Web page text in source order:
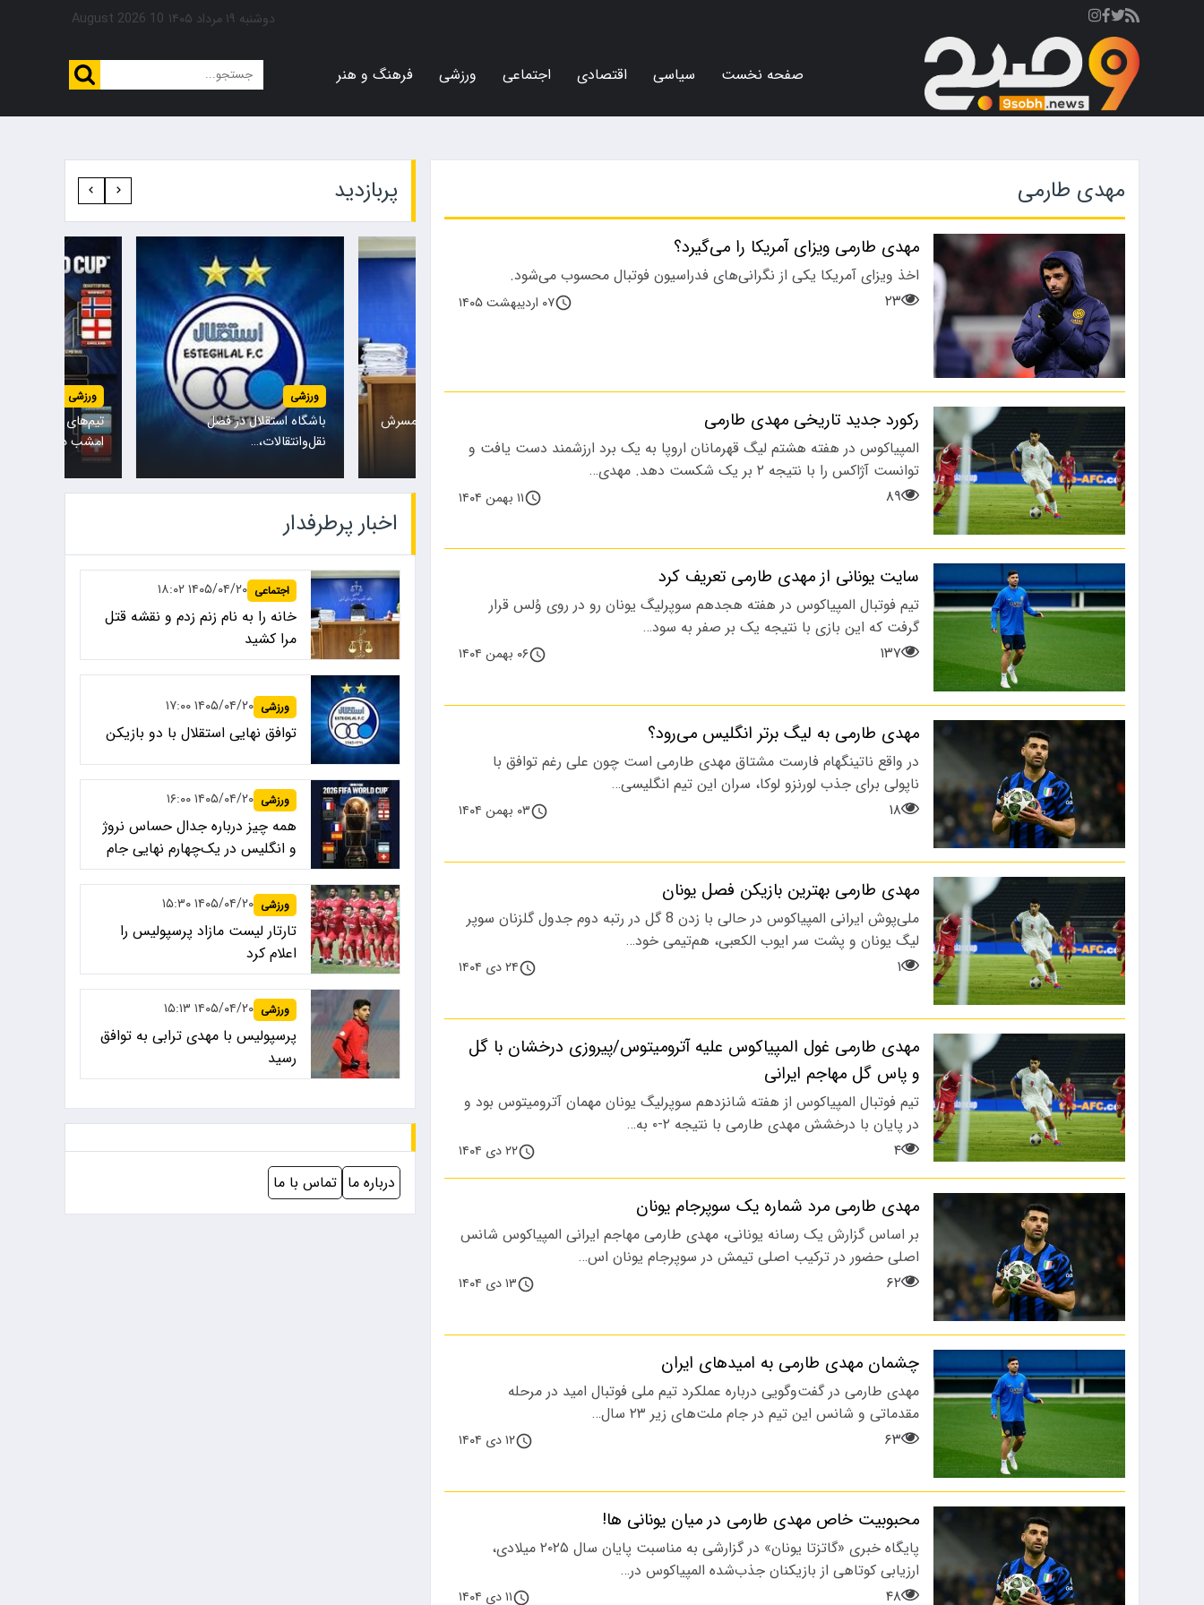
دوشنبه ۱۹ مرداد ۱۴۰۵ 10 August 2026
صفحه نخست سیاسی اقتصادی اجتماعی ورزشی فرهنگ و هنر
مهدی طارمی
مهدی طارمی ویزای آمریکا را می‌گیرد؟
​اخذ ویزای آمریکا یکی از نگرانی‌های فدراسیون فوتبال محسوب می‌شود.
۲۳
۰۷ اردیبهشت ۱۴۰۵
رکورد جدید تاریخی مهدی طارمی
المپیاکوس در هفته هشتم لیگ قهرمانان اروپا به یک برد ارزشمند دست یافت و
توانست آژاکس را با نتیجه ۲ بر یک شکست دهد. مهدی…
۸۹
۱۱ بهمن ۱۴۰۴
سایت یونانی از مهدی طارمی تعریف کرد
تیم فوتبال المپیاکوس در هفته هجدهم سوپرلیگ یونان رو در روی وُلس قرار
گرفت که این بازی با نتیجه یک بر صفر به سود…
۱۳۷
۰۶ بهمن ۱۴۰۴
مهدی طارمی به لیگ برتر انگلیس می‌رود؟
در واقع ناتینگهام فارست مشتاق مهدی طارمی است چون علی رغم توافق با
ناپولی برای جذب لورنزو لوکا، سران این تیم انگلیسی…
۱۸
۰۳ بهمن ۱۴۰۴
مهدی طارمی بهترین بازیکن فصل یونان
ملی‌پوش ایرانی المپیاکوس در حالی با زدن 8 گل در رتبه دوم جدول گلزنان سوپر
لیگ یونان و پشت سر ایوب الکعبی، هم‌تیمی خود…
۱
۲۴ دی ۱۴۰۴
مهدی طارمی غول المپیاکوس علیه آترومیتوس/پیروزی درخشان با گل
و پاس گل مهاجم ایرانی
تیم فوتبال المپیاکوس از هفته شانزدهم سوپرلیگ یونان مهمان آترومیتوس بود و
در پایان با درخشش مهدی طارمی با نتیجه ۲-۰ به…
۴
۲۲ دی ۱۴۰۴
مهدی طارمی مرد شماره یک سوپرجام یونان
​بر اساس گزارش یک رسانه یونانی، مهدی طارمی مهاجم ایرانی المپیاکوس شانس
اصلی حضور در ترکیب اصلی تیمش در سوپرجام یونان اس…
۶۲
۱۳ دی ۱۴۰۴
چشمان مهدی طارمی به امیدهای ایران
مهدی طارمی در گفت‌وگویی درباره عملکرد تیم ملی فوتبال امید در مرحله
مقدماتی و شانس این تیم در جام ملت‌های زیر ۲۳ سال…
۶۳
۱۲ دی ۱۴۰۴
محبوبیت خاص مهدی طارمی در میان یونانی ها!
پایگاه خبری «گاتزتا یونان» در گزارشی به مناسبت پایان سال ۲۰۲۵ میلادی،
ارزیابی کوتاهی از بازیکنان جذب‌شده المپیاکوس در…
۴۸
۱۱ دی ۱۴۰۴
پربازدید‍
ورزشی
پس از حضور مهدی تارتار در راس
کادرفنی…
ورزشی
به نظر می رسد باشگاه
پرسپولیس با…
اجتماعی
زن جوان که متهم است همسرش
را با خودرو…
ورزشی
باشگاه استقلال در فصل
نقل‌وانتقالات،…
ورزشی
تیم‌های ملی نروژ و
امشب در یکی…
اخبار پرطرفدار
اجتماعی ۱۴۰۵/۰۴/۲۰ ۱۸:۰۲
خانه را به نام زنم زدم و نقشه قتل
مرا کشید
ورزشی ۱۴۰۵/۰۴/۲۰ ۱۷:۰۰
توافق نهایی استقلال با دو بازیکن
ورزشی ۱۴۰۵/۰۴/۲۰ ۱۶:۰۰
همه چیز درباره جدال حساس نروژ
و انگلیس در یک‌چهارم نهایی جام
جهانی ۲۰۲۶
ورزشی ۱۴۰۵/۰۴/۲۰ ۱۵:۳۰
تارتار لیست مازاد پرسپولیس را
اعلام کرد
ورزشی ۱۴۰۵/۰۴/۲۰ ۱۵:۱۳
پرسپولیس با مهدی ترابی به توافق
رسید
درباره ما تماس با ما